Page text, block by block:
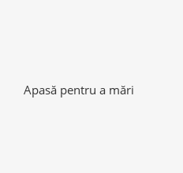
Apasă pentru a mări